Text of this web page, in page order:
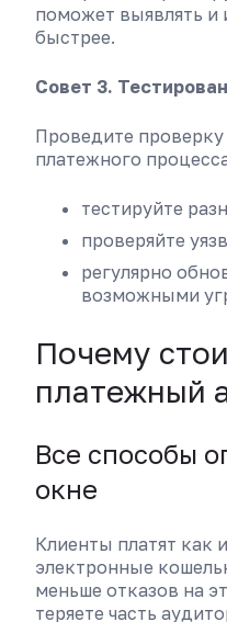
поможет выявлять и
быстрее.
Совет 3.
Проведите проверку
платежного
тестируйте
проверяйте
регулярно
возможными
Почему
платежный
Все способы
окне
Клиенты платят как
электронные
меньше отказов на
теряете часть